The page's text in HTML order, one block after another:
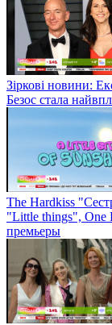
Зіркові новини:
Безос стала
The Hardkiss
"Little things", One
премьеры